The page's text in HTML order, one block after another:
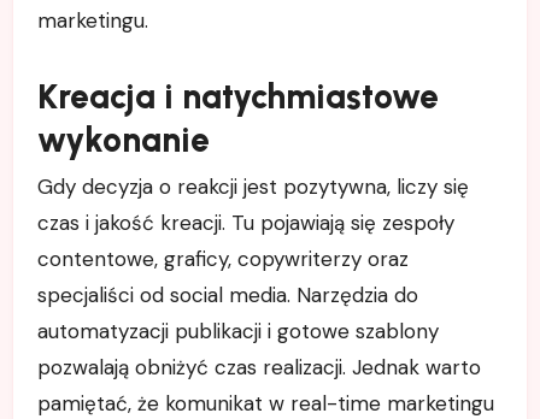
marketingu.
Kreacja i natychmiastowe
wykonanie
Gdy decyzja o reakcji jest pozytywna, liczy się
czas i jakość kreacji. Tu pojawiają się zespoły
contentowe, graficy, copywriterzy oraz
specjaliści od social media. Narzędzia do
automatyzacji publikacji i gotowe szablony
pozwalają obniżyć czas realizacji. Jednak warto
pamiętać, że komunikat w real-time marketingu